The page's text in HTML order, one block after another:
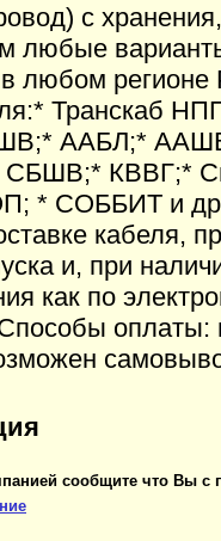
с
любые
любом регионе
Транскаб
ААБЛ;*
КВВГ;*
* СОББИТ и
кабеля,
и, при
как по
оплаты:
сообщите что Вы с